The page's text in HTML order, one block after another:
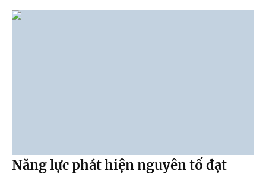
Năng lực phát hiện nguyên tố đạt